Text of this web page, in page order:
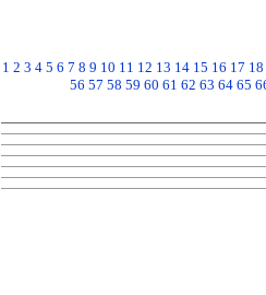
1 2 3 4 5 6 7 8 9 10 11 12 13 14 15 16 17 18
56 57 58 59 60 61 62 63 64 65